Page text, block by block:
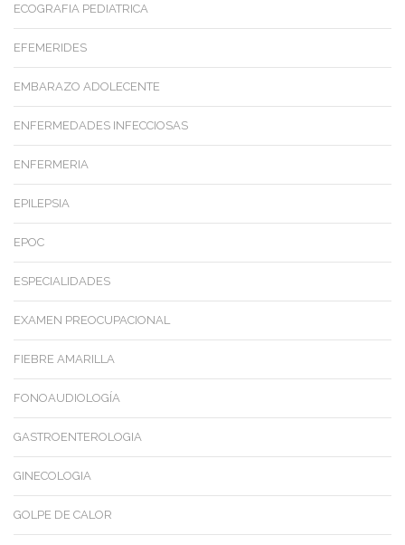
ECOGRAFIA PEDIATRICA
EFEMERIDES
EMBARAZO ADOLECENTE
ENFERMEDADES INFECCIOSAS
ENFERMERIA
EPILEPSIA
EPOC
ESPECIALIDADES
EXAMEN PREOCUPACIONAL
FIEBRE AMARILLA
FONOAUDIOLOGÍA
GASTROENTEROLOGIA
GINECOLOGIA
GOLPE DE CALOR